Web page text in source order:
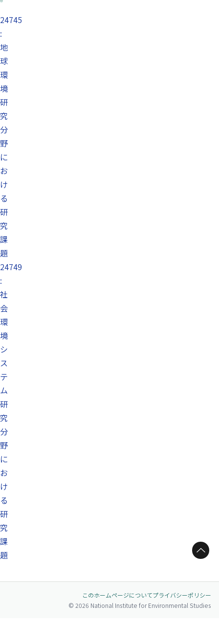
24745
:
地
球
環
境
研
究
分
野
に
お
け
る
研
究
課
題
24749
:
社
会
環
境
シ
ス
テ
ム
研
究
分
野
に
お
け
る
研
究
課
題
ページトップへ
このホームページについてプライバシーポリシー
© 2026 National Institute for Environmental Studies